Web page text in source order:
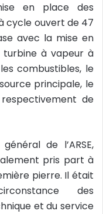
en place des
cycle ouvert de 47
avec la mise en
turbine à vapeur à
combustibles, le
principale, le
de
de l’ARSE,
pris part à
pierre. Il était
des
et du service